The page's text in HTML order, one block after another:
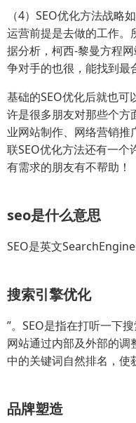
（4）SEO优化方法战略
运营前提是去做的工作。
据分析，柯西-黎曼方程
争对手的也很，能找到最
基础的SEO优化后就也
许是很多朋友对那些个方
业网站制作、网络营销推
联SEO优化方法还有一
有需求的朋友有不帮助！
seo是什么意思
SEO是英文
搜索引擎优化
”。SEO是指在打听一下
网站通过内部及外部的
中的关键词自然排名，使
品牌塑造